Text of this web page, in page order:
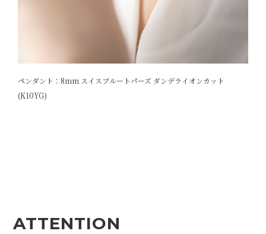
ペンダント：8mm スイスブルートパーズ ダンデライオンカット
(K10YG)
ATTENTION